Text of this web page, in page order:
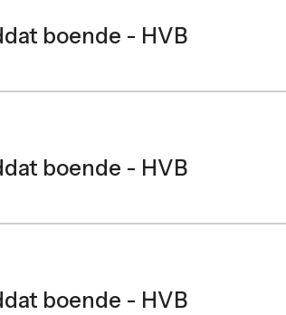
boende - HVB
boende - HVB
boende - HVB